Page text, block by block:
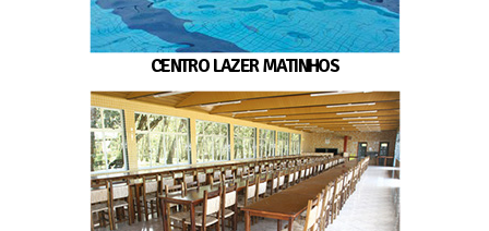
CENTRO LAZER MATINHOS